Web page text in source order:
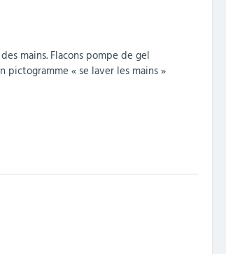
mains. Flacons pompe de gel
« se laver les mains »